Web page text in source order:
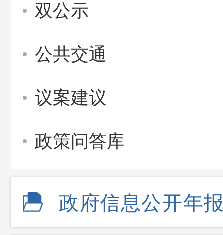
双公示
公共交通
议案建议
政策问答库
政府信息公开年